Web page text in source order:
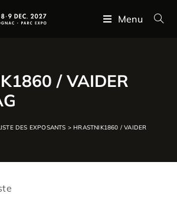
Menu
/ VAIDER
DES EXPOSANTS >HRASTNIK1860 / VAIDER